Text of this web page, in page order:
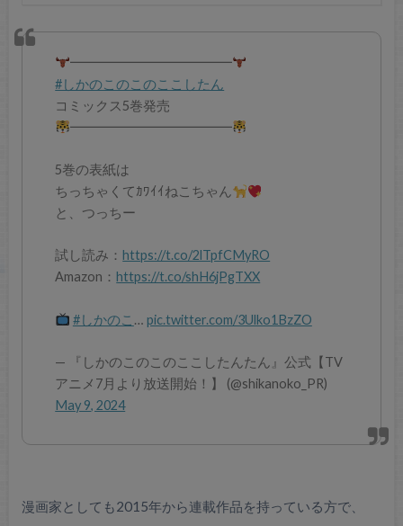
━━━━━━━━━━━━
#しかのこのこのここしたん
コミックス5巻発売
━━━━━━━━━━━━
5巻の表紙は
ちっちゃくてｶﾜｲｲねこちゃん
と、つっちー
試し読み： https://t.co/2lTpfCMyRO
Amazon： https://t.co/shH6jPgTXX
#しかのこ … pic.twitter.com/3Ulko1BzZO
— 『しかのこのこのここしたんたん』公式【TV
アニメ7月より放送開始！】 (@shikanoko_PR)
May 9, 2024
漫画家としても2015年から連載作品を持っている方で、